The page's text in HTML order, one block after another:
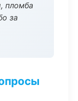
пломба
за